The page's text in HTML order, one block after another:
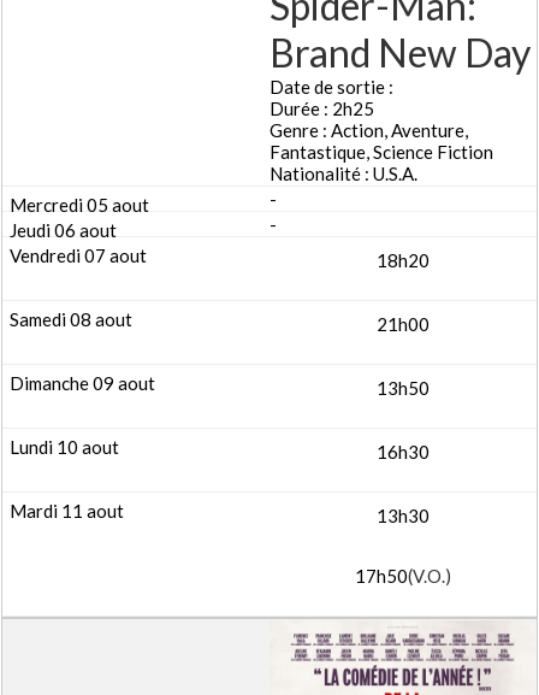
Brand New Day
Date de sortie :
Durée : 2h25
Genre : Action, Aventure,
Fantastique, Science Fiction
Nationalité : U.S.A.
-
-
18h20
21h00
13h50
16h30
13h30
17h50(V.O.)